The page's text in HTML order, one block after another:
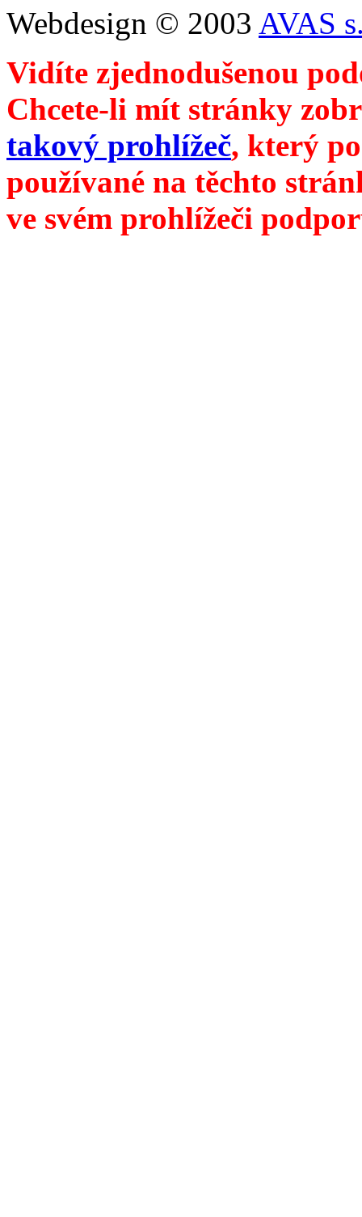
Webdesign © 2003 AVAS
Vidíte zjednodušenou
Chcete-li mít stránky
takový prohlížeč, který
používané na těchto
ve svém prohlížeči